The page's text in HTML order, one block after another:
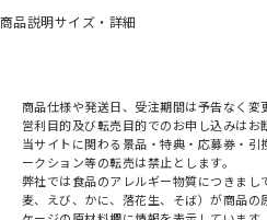
商品説明サイズ・詳細
商品仕様や発送日、受注期間は予告なく変
営利目的及び転売目的でのお申し込みはお
当サイトに関わる景品・特典・応募券・
ークション等の転売は禁止とします。
弊社では食品のアレルギー物質につきまし
麦、えび、かに、落花生、そば）が商品の